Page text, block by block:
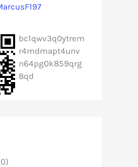
bc1qwv3q0ytrem
r4mdmapt4unv
n64pg0k859qrg
8qd